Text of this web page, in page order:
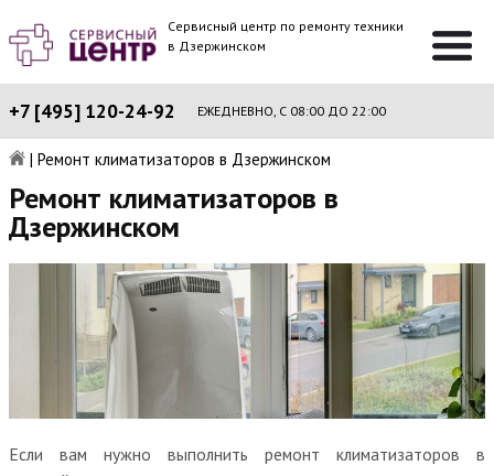
Сервисный центр по ремонту техники
в Дзержинском
+7 [495] 120-24-92 ЕЖЕДНЕВНО, С 08:00 ДО 22:00
| Ремонт климатизаторов в Дзержинском
Ремонт климатизаторов в
Дзержинском
Если вам нужно выполнить ремонт климатизаторов в